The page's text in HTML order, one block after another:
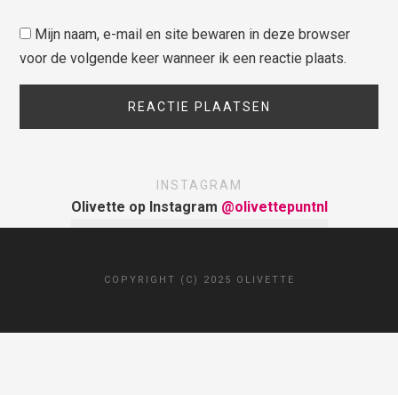
Mijn naam, e-mail en site bewaren in deze browser
voor de volgende keer wanneer ik een reactie plaats.
INSTAGRAM
Olivette op Instagram @olivettepuntnl
COPYRIGHT (C) 2025 OLIVETTE